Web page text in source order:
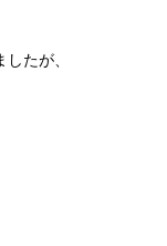
たが、